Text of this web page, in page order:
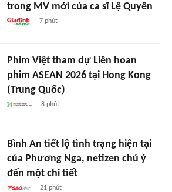
trong MV mới của ca sĩ Lệ Quyên
7 phút
Phim Việt tham dự Liên hoan
phim ASEAN 2026 tại Hong Kong
(Trung Quốc)
8 phút
Bình An tiết lộ tình trạng hiện tại
của Phương Nga, netizen chú ý
đến một chi tiết
21 phút